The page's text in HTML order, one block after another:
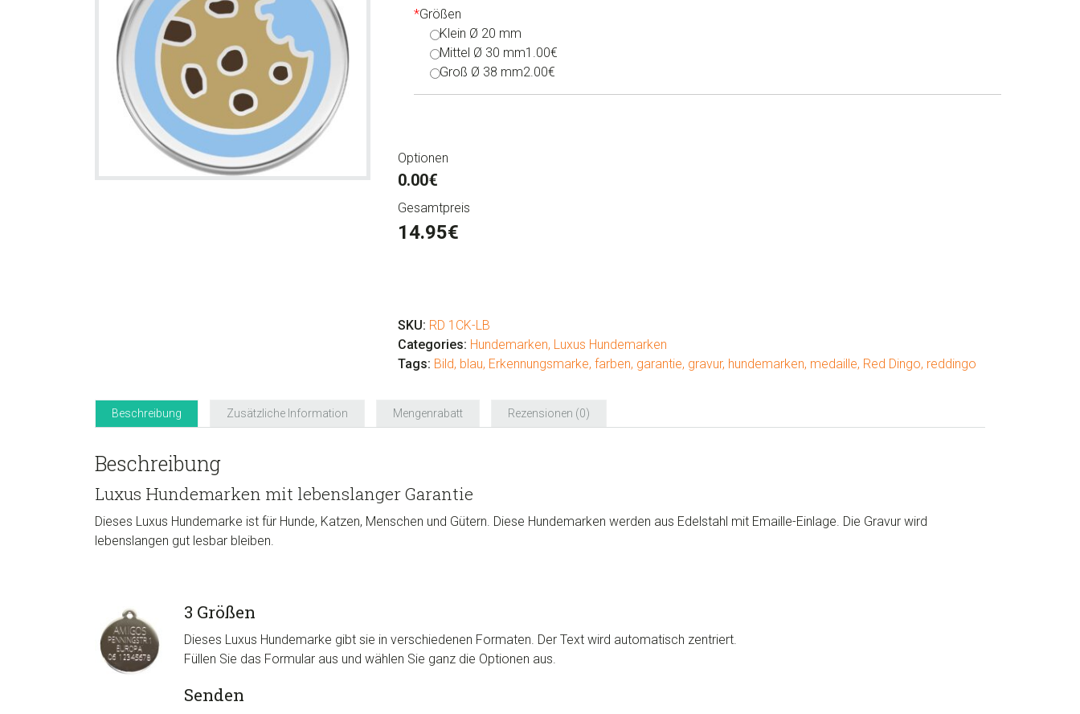
*Größen
Klein Ø 20 mm
Mittel Ø 30 mm1.00€
Groß Ø 38 mm2.00€
Optionen
0.00€
Gesamtpreis
14.95€
"Cookie
Blau"
Menge
SKU: RD 1CK-LB
Categories: Hundemarken, Luxus Hundemarken
Tags: Bild, blau, Erkennungsmarke, farben, garantie, gravur, hundemarken, medaille, Red Dingo, reddingo
Beschreibung Zusätzliche Information Mengenrabatt Rezensionen (0)
Beschreibung
Luxus Hundemarken mit lebenslanger Garantie
Dieses Luxus Hundemarke ist für Hunde, Katzen, Menschen und Gütern. Diese Hundemarken werden aus Edelstahl mit Emaille-Einlage. Die Gravur wird
lebenslangen gut lesbar bleiben.
3 Größen
Dieses Luxus Hundemarke gibt sie in verschiedenen Formaten. Der Text wird automatisch zentriert.
Füllen Sie das Formular aus und wählen Sie ganz die Optionen aus.
Senden